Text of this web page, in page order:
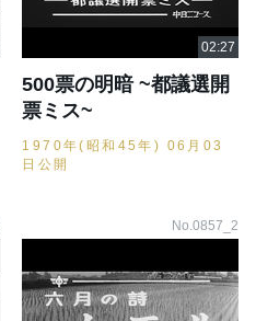
500票の明暗 ~都議選開
票ミス~
1970年(昭和45年) 06月03
日公開
No.0857_2